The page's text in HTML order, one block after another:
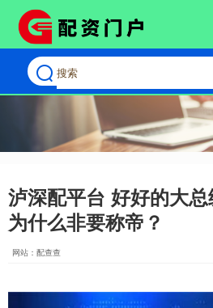
泸深配平台 好好的大
为什么非要称帝？
网站：配查查